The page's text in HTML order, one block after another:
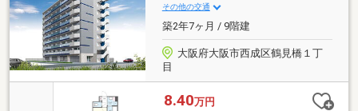
その他の交通
築2年7ヶ月 / 9階建
大阪府大阪市西成区鶴見橋１丁
目
8.40万円